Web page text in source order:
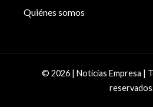
Quiénes somos
© 2026 | Noticias Empresa |